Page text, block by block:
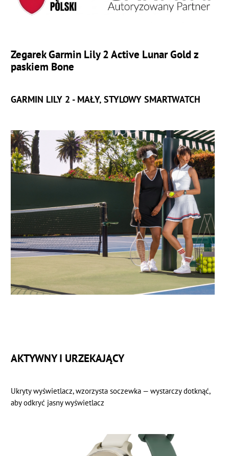
Zegarek Garmin Lily 2 Active Lunar Gold z
paskiem Bone
GARMIN LILY 2 - MAŁY, STYLOWY SMARTWATCH
AKTYWNY I URZEKAJĄCY
Ukryty wyświetlacz, wzorzysta soczewka — wystarczy dotknąć,
aby odkryć jasny wyświetlacz